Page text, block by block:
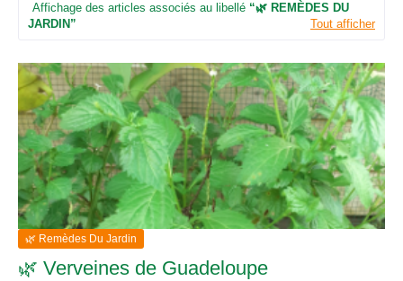
Affichage des articles associés au libellé
🌿 REMÈDES DU
JARDIN
Tout afficher
🌿 Remèdes Du Jardin
🌿 Verveines de Guadeloupe